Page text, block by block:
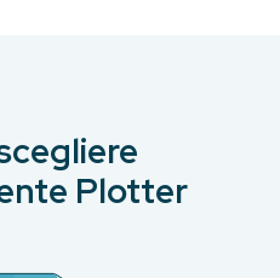
Plotter